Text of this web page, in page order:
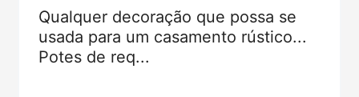
Qualquer decoração que possa se
usada para um casamento rústico...
Potes de req...